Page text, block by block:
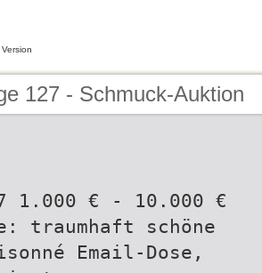
127 - Schmuck-Auktion
1.000 € - 10.000 €
traumhaft schöne
Email-Dose,